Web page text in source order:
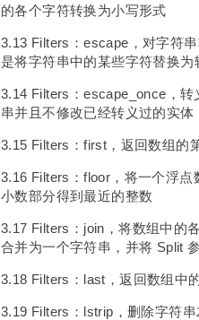
的各个字符转换为小写形式
3.13 Filters：escape，对字符
是将字符串中的某些字符替换为
能够用于 URL 了
3.14 Filters：escape_once，转
串并且不修改已经转义过的实体
3.15 Filters：first，返回数组的
3.16 Filters：floor，将一个浮点
小数部分得到最近的整数
3.17 Filters：join，将数组中的
合并为一个字符串，并将 Split
3.18 Filters：last，返回数组中
3.19 Filters：lstrip，删除字符